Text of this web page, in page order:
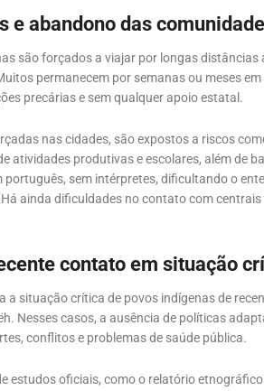
e abandono das
são forçados a viajar por longas
permanecem por semanas ou meses
precárias e sem qualquer apoio estatal.
nas cidades, são expostos a riscos
atividades produtivas e escolares, além de
português, sem intérpretes, dificultando o
ainda dificuldades no contato com centrais
contato em situação
a situação crítica de povos indígenas de
Nesses casos, a ausência de políticas
conflitos e problemas de saúde pública.
estudos oficiais, como o relatório